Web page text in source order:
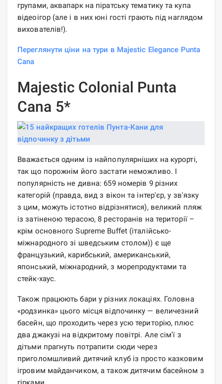
групами, аквапарк на піратську тематику та купа
відеоігор (але і в них юні гості грають під наглядом
вихователів!).
Переглянути ціни на тури в Majestic Elegance Punta
Cana
Majestic Colonial Punta
Cana 5*
Вважається одним із найпопулярніших на курорті,
так що порожнім його застати неможливо. І
популярність не дивна: 659 номерів 9 різних
категорій (правда, вид з вікон та інтер'єр, у зв'язку
з цим, можуть істотно відрізнятися), великий пляж
із затіненою терасою, 8 ресторанів на території –
крім основного Supreme Buffet (італійсько-
міжнародного зі шведським столом)) є ще
французький, карибський, американський,
японський, міжнародний, з морепродуктами та
стейк-хаус.
Також працюють бари у різних локаціях. Головна
«родзинка» цього місця відпочинку — величезний
басейн, що проходить через усю територію, плюс
два джакузі на відкритому повітрі. Але сім'ї з
дітьми прагнуть потрапити сюди через
приголомшливий дитячий клуб із просто казковим
ігровим майданчиком, а також дитячим басейном з